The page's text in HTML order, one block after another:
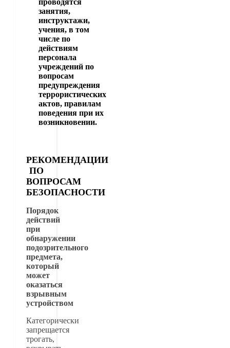
занятия,
инструктажи,
учения, в том
числе по
действиям
персонала
учреждений по
вопросам
предупреждения
террористических
актов, правилам
поведения при их
возникновении.
РЕКОМЕНДАЦИИ
ПО
ВОПРОСАМ
БЕЗОПАСНОСТИ
Порядок
действий
при
обнаружении
подозрительного
предмета,
который
может
оказаться
взрывным
устройством
Категорически
запрещается
трогать,